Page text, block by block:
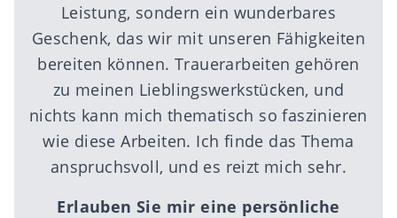
Leistung, sondern ein wunderbares
Geschenk, das wir mit unseren Fähigkeiten
bereiten können. Trauerarbeiten gehören
zu meinen Lieblingswerkstücken, und
nichts kann mich thematisch so faszinieren
wie diese Arbeiten. Ich finde das Thema
anspruchsvoll, und es reizt mich sehr.
Erlauben Sie mir eine persönliche